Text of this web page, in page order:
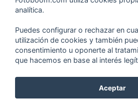
Monopiés
Trípodes
Kit Completos
Accesorios
Copyright © 2001-2024, Fotoboom,
C/ San Romualdo Nº26 -
analítica.
Puedes configurar o rechazar en
utilización de cookies y también
consentimiento u oponerte al
que hacemos en base al interés
Aceptar